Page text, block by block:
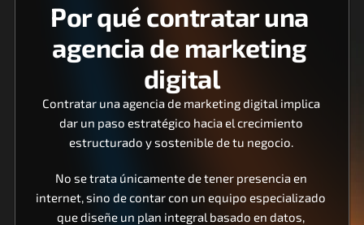
Por qué contratar una
agencia de marketing
digital
Contratar una agencia de marketing digital implica
dar un paso estratégico hacia el crecimiento
estructurado y sostenible de tu negocio.
No se trata únicamente de tener presencia en
internet, sino de contar con un equipo especializado
que diseñe un plan integral basado en datos,